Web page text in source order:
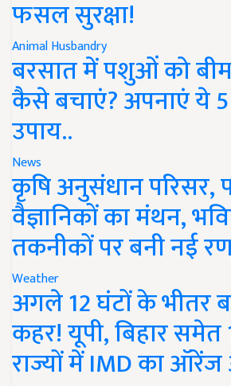
फसल सुरक्षा!
Animal Husbandry
बरसात में पशुओं को
कैसे बचाएं? अपनाएं ये
उपाय..
News
कृषि अनुसंधान परिसर,
वैज्ञानिकों का मंथन,
तकनीकों पर बनी नई
Weather
अगले 12 घंटों के भीतर
कहर! यूपी, बिहार समेत
राज्यों में IMD का ऑरेंज